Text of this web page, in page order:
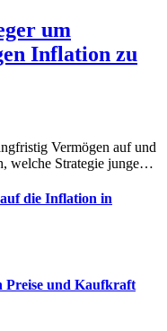
um
Inflation zu
Vermögen auf und
welche Strategie junge…
die Inflation in
Preise und Kaufkraft